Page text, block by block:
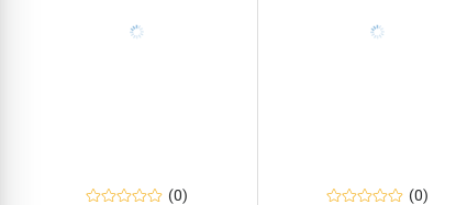
(0) (0)